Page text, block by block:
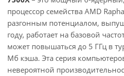
процессор семейства AMD
разгонным потенциалом,
году, работает на базовой
может повышаться до 5 ГГц в
Мб кэша. Эта серия
невероятной